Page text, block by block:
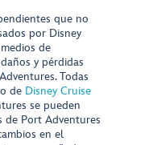
que no
por Disney
de
y pérdidas
Todas
de Disney Cruise
se pueden
de Port Adventures
en el